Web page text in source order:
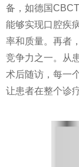
备，如德国
能够实现口腔疾
率和质量。再者
竞争力之一。从
术后随访，每一
让患者在整个诊